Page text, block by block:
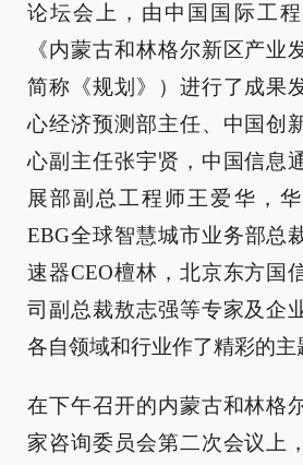
论坛会上，由中国国际工
《内蒙古和林格尔新区产业
简称《规划》）进行了成果
心经济预测部主任、中国创
心副主任张宇贤，中国信息
展部副总工程师王爱华，
EBG全球智慧城市业务部总
速器CEO檀林，北京东方国
司副总裁敖志强等专家及企
各自领域和行业作了精彩的主
在下午召开的内蒙古和林格
家咨询委员会第二次会议上